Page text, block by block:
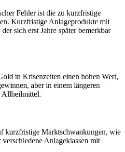
Fehler ist die zu kurzfristige
Kurzfristige Anlageprodukte mit
sich erst Jahre später bemerkbar
in Krisenzeiten einen hohen Wert,
aber in einem längeren
Allheilmittel.
kurzfristige Marktschwankungen, wie
Anlageklassen mit